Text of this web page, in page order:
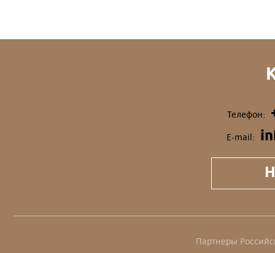
Телефон:
E-mail:
Партнеры